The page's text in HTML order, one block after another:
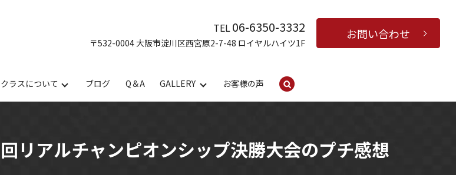
TEL06-6350-3332
〒532-0004 大阪市淀川区西宮原2-7-48 ロイヤルハイツ1F
お問い合わせ
クラスについて ブログ Q＆A GALLERY お客様の声
リアルチャンピオンシップ決勝大会のプチ感想